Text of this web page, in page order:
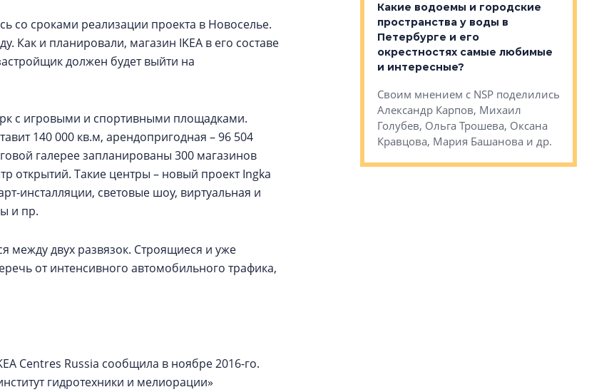
со сроками реализации проекта в Новоселье.
Как и планировали, магазин IKEA в его составе
должен будет выйти на
с игровыми и спортивными площадками.
140 000 кв.м, арендопригодная – 96 504
галерее запланированы 300 магазинов
открытий. Такие центры – новый проект Ingka
инсталляции, световые шоу, виртуальная и
и пр.
между двух развязок. Строящиеся и уже
от интенсивного автомобильного трафика,
Centres Russia сообщила в ноябре 2016-го.
гидротехники и мелиорации»
в сфере девелопмента и
строительства?
Свинолобов, Александр Кравцов,
Кирилл Кудинов и др.
Какие водоемы и городские
пространства у воды в
Петербурге и его
окрестностях самые любимые
и интересные?
Своим мнением с NSP поделились
Александр Карпов, Михаил
Голубев, Ольга Трошева, Оксана
Кравцова, Мария Башанова и др.